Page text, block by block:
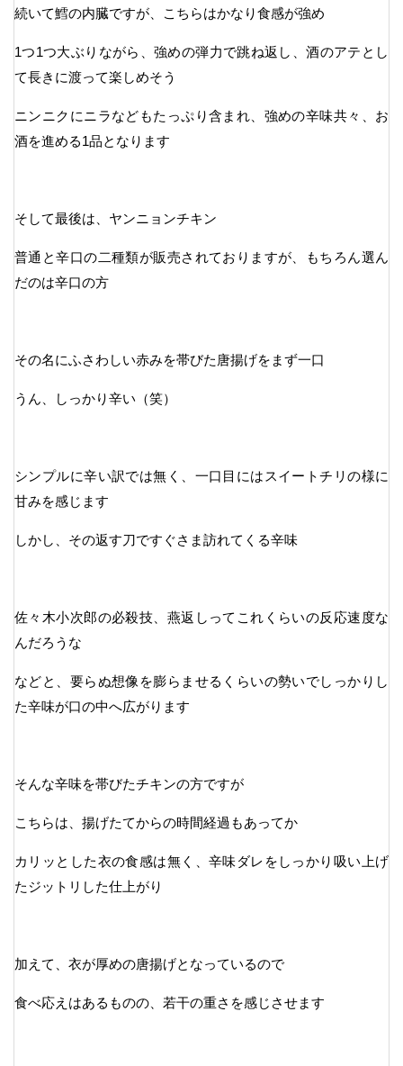
続いて鱈の内臓ですが、こちらはかなり食感が強め
1つ1つ大ぶりながら、強めの弾力で跳ね返し、酒のアテとし
て長きに渡って楽しめそう
ニンニクにニラなどもたっぷり含まれ、強めの辛味共々、お
酒を進める1品となります
そして最後は、ヤンニョンチキン
普通と辛口の二種類が販売されておりますが、もちろん選ん
だのは辛口の方
その名にふさわしい赤みを帯びた唐揚げをまず一口
うん、しっかり辛い（笑）
シンプルに辛い訳では無く、一口目にはスイートチリの様に
甘みを感じます
しかし、その返す刀ですぐさま訪れてくる辛味
佐々木小次郎の必殺技、燕返しってこれくらいの反応速度な
んだろうな
などと、要らぬ想像を膨らませるくらいの勢いでしっかりし
た辛味が口の中へ広がります
そんな辛味を帯びたチキンの方ですが
こちらは、揚げたてからの時間経過もあってか
カリッとした衣の食感は無く、辛味ダレをしっかり吸い上げ
たジットリした仕上がり
加えて、衣が厚めの唐揚げとなっているので
食べ応えはあるものの、若干の重さを感じさせます